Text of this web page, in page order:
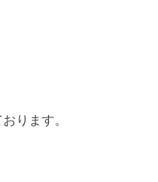
ります。